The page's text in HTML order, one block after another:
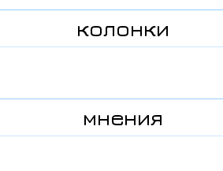
колонки
мнения